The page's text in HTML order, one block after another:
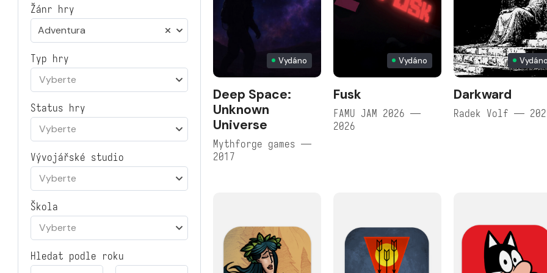
Žánr hry
Adventura
Typ hry
Vyberte
Status hry
Vyberte
Vývojářské studio
Vyberte
Škola
Vyberte
Hledat podle roku
Vydáno
Deep Space:
Unknown
Universe
Mythforge games —
2017
Vydáno
Fusk
FAMU JAM 2026 —
2026
Darkward
Radek Volf —